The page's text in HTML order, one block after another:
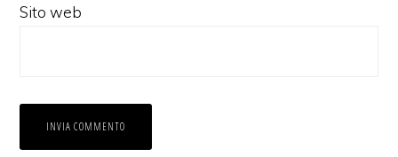
Sito web